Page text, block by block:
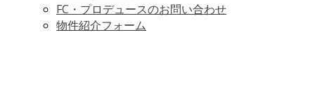
FC・プロデュースのお問い合わせ
物件紹介フォーム